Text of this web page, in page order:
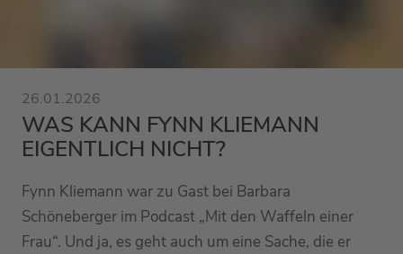
26.01.2026
WAS KANN FYNN KLIEMANN
EIGENTLICH NICHT?
Fynn Kliemann war zu Gast bei Barbara
Schöneberger im Podcast „Mit den Waffeln einer
Frau“. Und ja, es geht auch um eine Sache, die er